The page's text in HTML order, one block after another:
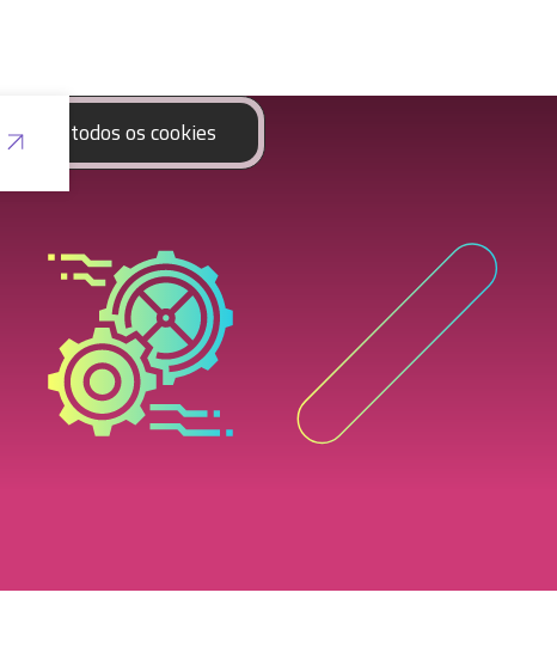
Aceitar todos os cookies